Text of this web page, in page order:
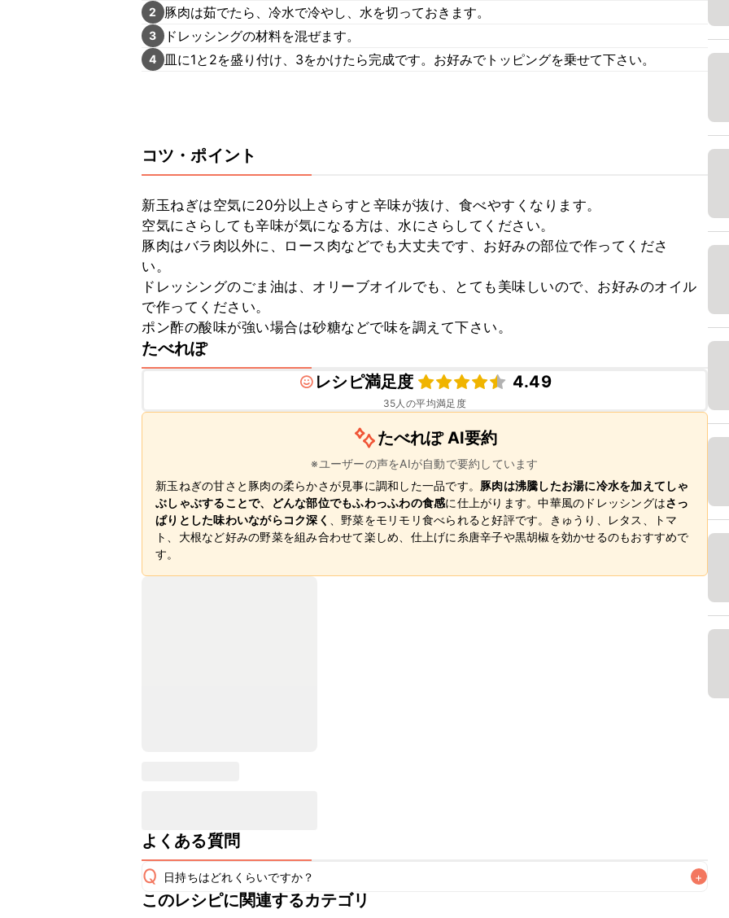
2 豚肉は茹でたら、冷水で冷やし、水を切っておきます。
3 ドレッシングの材料を混ぜます。
4 皿に1と2を盛り付け、3をかけたら完成です。お好みでトッピングを乗せて下さい。
コツ・ポイント
新玉ねぎは空気に20分以上さらすと辛味が抜け、食べやすくなります。
空気にさらしても辛味が気になる方は、水にさらしてください。
豚肉はバラ肉以外に、ロース肉などでも大丈夫です、お好みの部位で作ってくださ
い。
ドレッシングのごま油は、オリーブオイルでも、とても美味しいので、お好みのオイル
で作ってください。
ポン酢の酸味が強い場合は砂糖などで味を調えて下さい。
たべれぽ
レシピ満足度
4.49
35人の平均満足度
たべれぽ AI要約
※ユーザーの声をAIが自動で要約しています
新玉ねぎの甘さと豚肉の柔らかさが見事に調和した一品です。 豚肉は沸騰したお湯に冷水を加えてしゃ
ぶしゃぶすることで、どんな部位でもふわっふわの食感に仕上がります。中華風のドレッシングはさっ
ぱりとした味わいながらコク深く
、野菜をモリモリ食べられると好評です。きゅうり、レタス、トマ
ト、大根など好みの野菜を組み合わせて楽しめ、仕上げに糸唐辛子や黒胡椒を効かせるのもおすすめで
す。
よくある質問
Q 日持ちはどれくらいですか？ +
保存期間は冷蔵で当日中が目安です。なるべくお早めにお召し上がりください。
このレシピに関連するカテゴリ